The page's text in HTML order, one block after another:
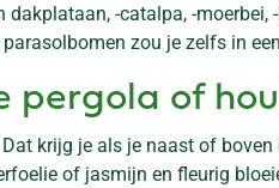
dakplataan, -catalpa, -
zou je zelfs in
pergola of
krijg je als je naast of
of jasmijn en fleurig